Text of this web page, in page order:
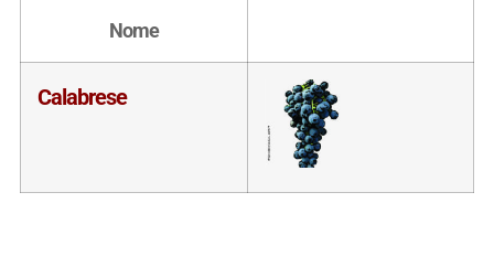
Nome
Calabrese